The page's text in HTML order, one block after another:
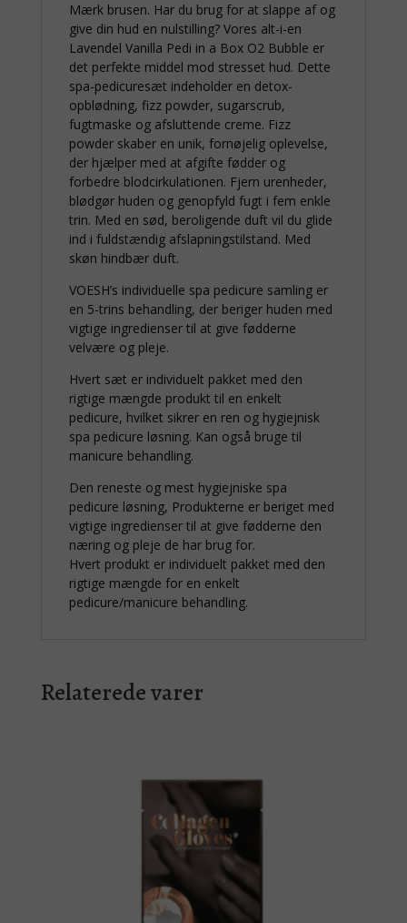
Mærk brusen. Har du brug for at slappe af og
give din hud en nulstilling? Vores alt-i-en
Lavendel Vanilla Pedi in a Box O2 Bubble er
det perfekte middel mod stresset hud. Dette
spa-pedicuresæt indeholder en detox-
opblødning, fizz powder, sugarscrub,
fugtmaske og afsluttende creme. Fizz
powder skaber en unik, fornøjelig oplevelse,
der hjælper med at afgifte fødder og
forbedre blodcirkulationen. Fjern urenheder,
blødgør huden og genopfyld fugt i fem enkle
trin. Med en sød, beroligende duft vil du glide
ind i fuldstændig afslapningstilstand. Med
skøn hindbær duft.
VOESH’s individuelle spa pedicure samling er
en 5-trins behandling, der beriger huden med
vigtige ingredienser til at give fødderne
velvære og pleje.
Hvert sæt er individuelt pakket med den
rigtige mængde produkt til en enkelt
pedicure, hvilket sikrer en ren og hygiejnisk
spa pedicure løsning. Kan også bruge til
manicure behandling.
Den reneste og mest hygiejniske spa
pedicure løsning, Produkterne er beriget med
vigtige ingredienser til at give fødderne den
næring og pleje de har brug for.
Hvert produkt er individuelt pakket med den
rigtige mængde for en enkelt
pedicure/manicure behandling.
Relaterede varer